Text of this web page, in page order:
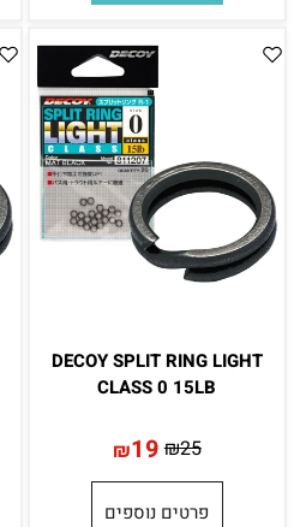
DECOY SPLIT RING LIGHT
CLASS 0 15LB
₪25
₪19
פרטים נוספים